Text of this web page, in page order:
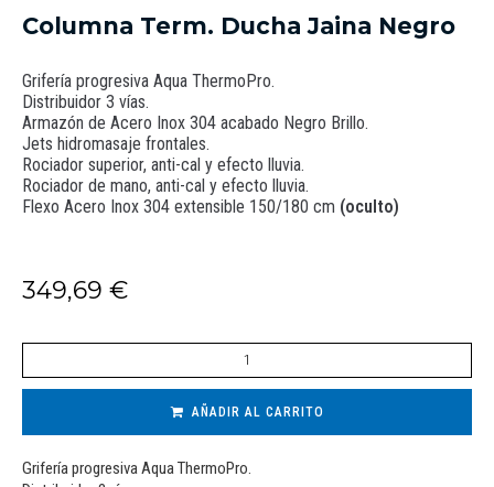
Columna Term. Ducha Jaina Negro
Grifería progresiva Aqua ThermoPro.
Distribuidor 3 vías.
Armazón de Acero Inox 304 acabado Negro Brillo.
Jets hidromasaje frontales.
Rociador superior, anti-cal y efecto lluvia.
Rociador de mano, anti-cal y efecto lluvia.
Flexo Acero Inox 304 extensible 150/180 cm (oculto)
349,69 €
AÑADIR AL CARRITO
Grifería progresiva Aqua ThermoPro.